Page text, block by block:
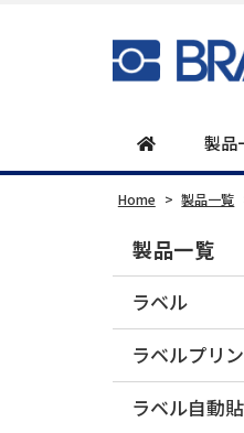
製品
Home > 製品一覧
製品一覧
ラベル
ラベルプリ
ラベル自動